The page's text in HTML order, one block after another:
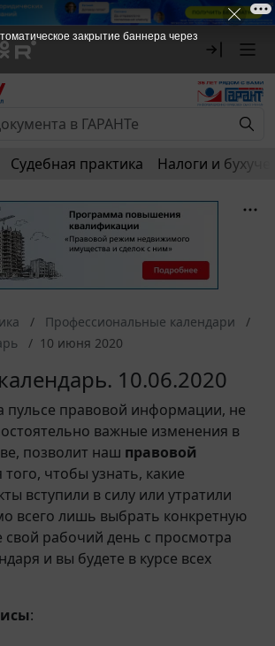
Судебная практика Налоги и
Профессиональные календари
10 июня 2020
10.06.2020
пульсе правовой информации, не
важные изменения в
позволит наш правовой
того, чтобы узнать, какие
вступили в силу или утратили
всего лишь выбрать конкретную
свой рабочий день с просмотра
и вы будете в курсе всех
:
закрытие баннера через